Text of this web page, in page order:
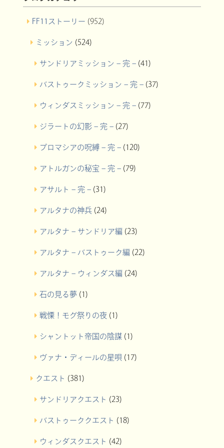
FF11ストーリー (952)
ミッション (524)
サンドリアミッション – 完 –(41)
バストゥークミッション – 完 –(37)
ウィンダスミッション – 完 –(77)
ジラートの幻影 – 完 –(27)
プロマシアの呪縛 – 完 –(120)
アトルガンの秘宝 – 完 –(79)
アサルト – 完 –(31)
アルタナの神兵(24)
アルタナ – サンドリア編 (23)
アルタナ – バストゥーク編 (22)
アルタナ – ウィンダス編 (24)
石の見る夢 (1)
戦慄！モグ祭りの夜(1)
シャントット帝国の陰謀(1)
ヴァナ・ディールの星唄 (17)
クエスト (381)
サンドリアクエスト (23)
バストゥーククエスト (18)
ウィンダスクエスト (42)